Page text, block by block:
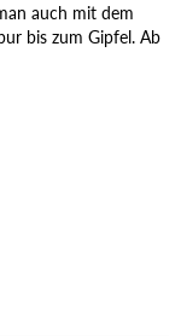
auch mit dem
bis zum Gipfel. Ab